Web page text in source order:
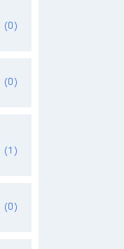
(0)
(0)
(1)
(0)